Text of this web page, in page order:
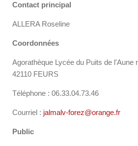
Contact principal
ALLERA Roseline
Coordonnées
Agorathèque Lycée du Puits de l'Aune
42110 FEURS
Téléphone : 06.33.04.73.46
Courriel : jalmalv-forez@orange.fr
Public